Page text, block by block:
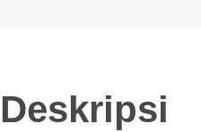
Deskripsi